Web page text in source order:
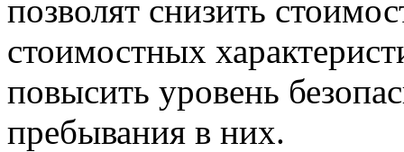
позволят снизить
стоимостных
повысить уровень
пребывания в них.